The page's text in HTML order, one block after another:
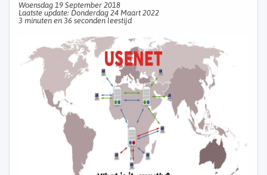
Woensdag 19 September 2018
Laatste update: Donderdag 24 Maart 2022
3 minuten en 36 seconden leestijd